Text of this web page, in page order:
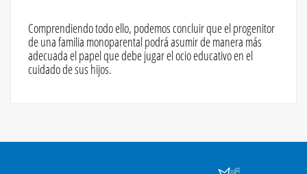
Comprendiendo todo ello, podemos concluir que el progenitor
de una familia monoparental podrá asumir de manera más
adecuada el papel que debe jugar el ocio educativo en el
cuidado de sus hijos.